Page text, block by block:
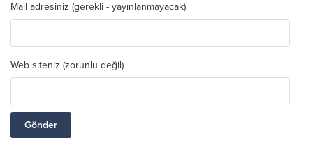
Mail adresiniz (gerekli - yayınlanmayacak)
Web siteniz (zorunlu değil)